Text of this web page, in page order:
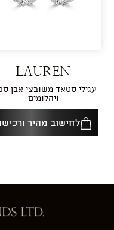
LAUREN
עגילי סטאד משובצי אבן
ויהלומים
לחישוב מהיר